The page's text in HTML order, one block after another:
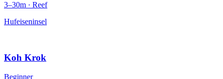
3–30m · Reef
Hufeiseninsel
Koh Krok
Beginner